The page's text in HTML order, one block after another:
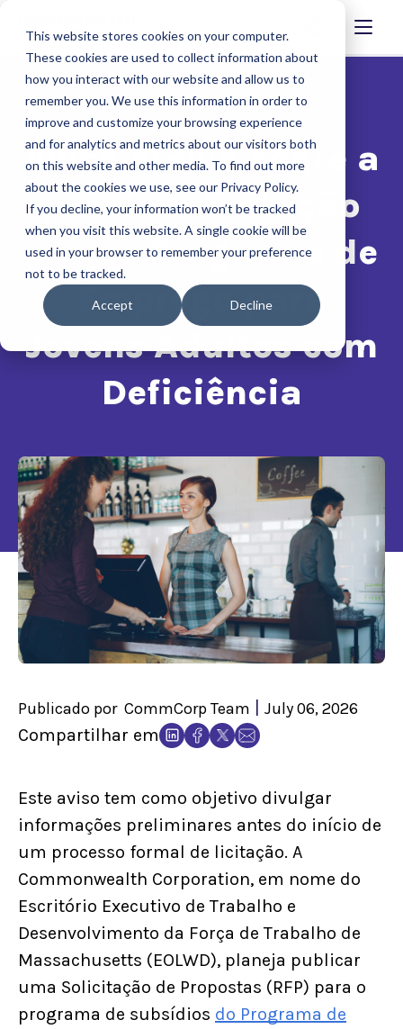
This website stores cookies on your computer.
These cookies are used to collect information about
how you interact with our website and allow us to
remember you. We use this information in order to
improve and customize your browsing experience
and for analytics and metrics about our visitors both
on this website and other media. To find out more
about the cookies we use, see our Privacy Policy.
If you decline, your information won’t be tracked
when you visit this website. A single cookie will be
used in your browser to remember your preference
not to be tracked.
Accept Decline
Aviso prévio sobre a
próxima licitação
para o Programa de
Emprego para
Jovens Adultos com
Deficiência
Publicado por CommCorp Team July 06, 2026
Compartilhar em
Este aviso tem como objetivo divulgar
informações preliminares antes do início de
um processo formal de licitação. A
Commonwealth Corporation, em nome do
Escritório Executivo de Trabalho e
Desenvolvimento da Força de Trabalho de
Massachusetts (EOLWD), planeja publicar
uma Solicitação de Propostas (RFP) para o
programa de subsídios do Programa de